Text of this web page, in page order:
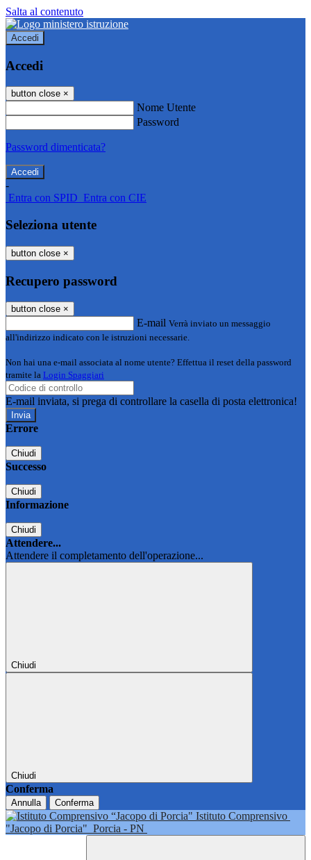
Salta al contenuto
Accedi
Accedi
button close ×
Nome Utente
Password
Password dimenticata?
-
Entra con SPID Entra con CIE
Seleziona utente
button close ×
Recupero password
button close ×
E-mail Verrà inviato un messaggio
all'indirizzo indicato con le istruzioni necessarie.
Non hai una e-mail associata al nome utente? Effettua il reset della password
tramite la Login Spaggiari
E-mail inviata, si prega di controllare la casella di posta elettronica!
Errore
Chiudi
Successo
Chiudi
Informazione
Chiudi
Attendere...
Attendere il completamento dell'operazione...
Chiudi
Chiudi
Conferma
Annulla Conferma
Istituto Comprensivo
"Jacopo di Porcia" Porcia - PN